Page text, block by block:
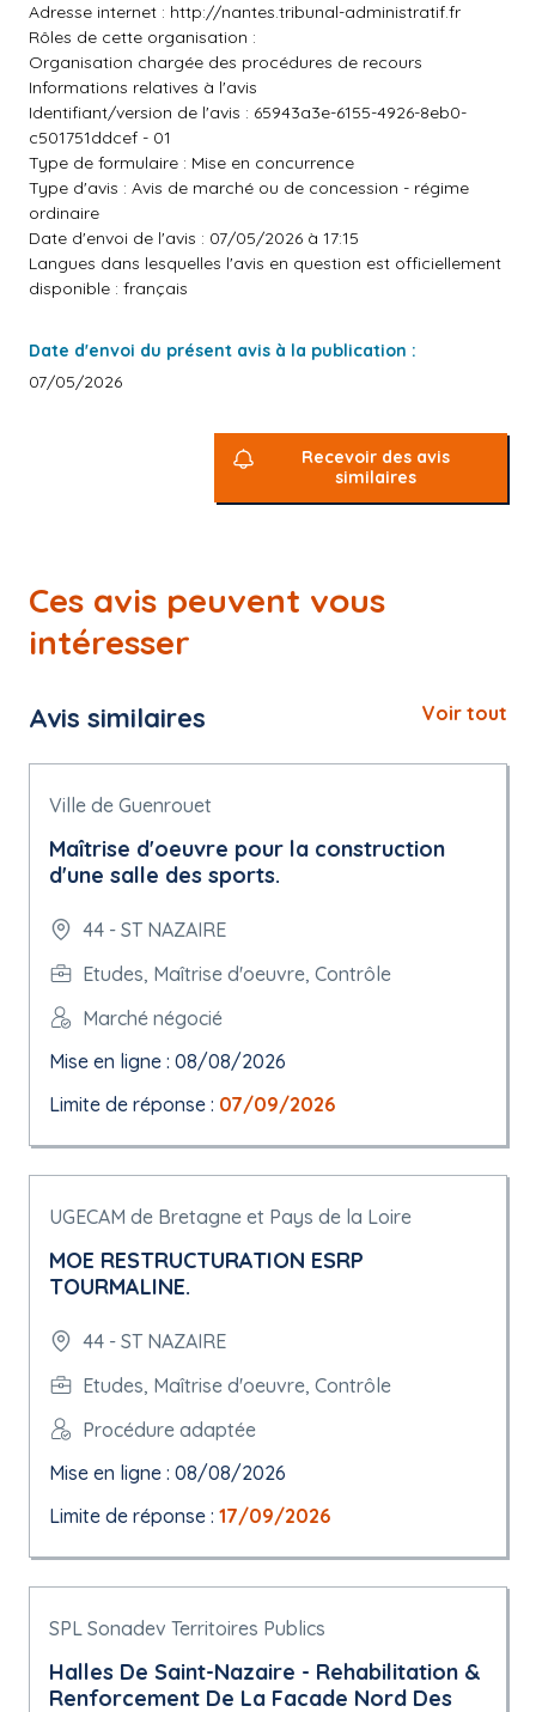
Adresse internet : http://nantes.tribunal-administratif.fr
Rôles de cette organisation :
Organisation chargée des procédures de recours
Informations relatives à l'avis
Identifiant/version de l'avis : 65943a3e-6155-4926-8eb0-
c501751ddcef - 01
Type de formulaire : Mise en concurrence
Type d'avis : Avis de marché ou de concession - régime
ordinaire
Date d'envoi de l'avis : 07/05/2026 à 17:15
Langues dans lesquelles l'avis en question est officiellement
disponible : français
Date d'envoi du présent avis à la publication :
07/05/2026
Recevoir des avis
similaires
Ces avis peuvent vous
intéresser
Avis similaires Voir tout
Ville de Guenrouet
Maîtrise d'oeuvre pour la construction
d'une salle des sports.
44 - ST NAZAIRE
Etudes, Maîtrise d'oeuvre, Contrôle
Marché négocié
Mise en ligne : 08/08/2026
Limite de réponse : 07/09/2026
UGECAM de Bretagne et Pays de la Loire
MOE RESTRUCTURATION ESRP
TOURMALINE.
44 - ST NAZAIRE
Etudes, Maîtrise d'oeuvre, Contrôle
Procédure adaptée
Mise en ligne : 08/08/2026
Limite de réponse : 17/09/2026
SPL Sonadev Territoires Publics
Halles De Saint-Nazaire - Rehabilitation &
Renforcement De La Facade Nord Des